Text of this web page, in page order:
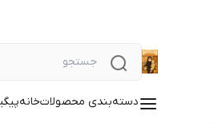
دسته‌بندی محصولاتخانه